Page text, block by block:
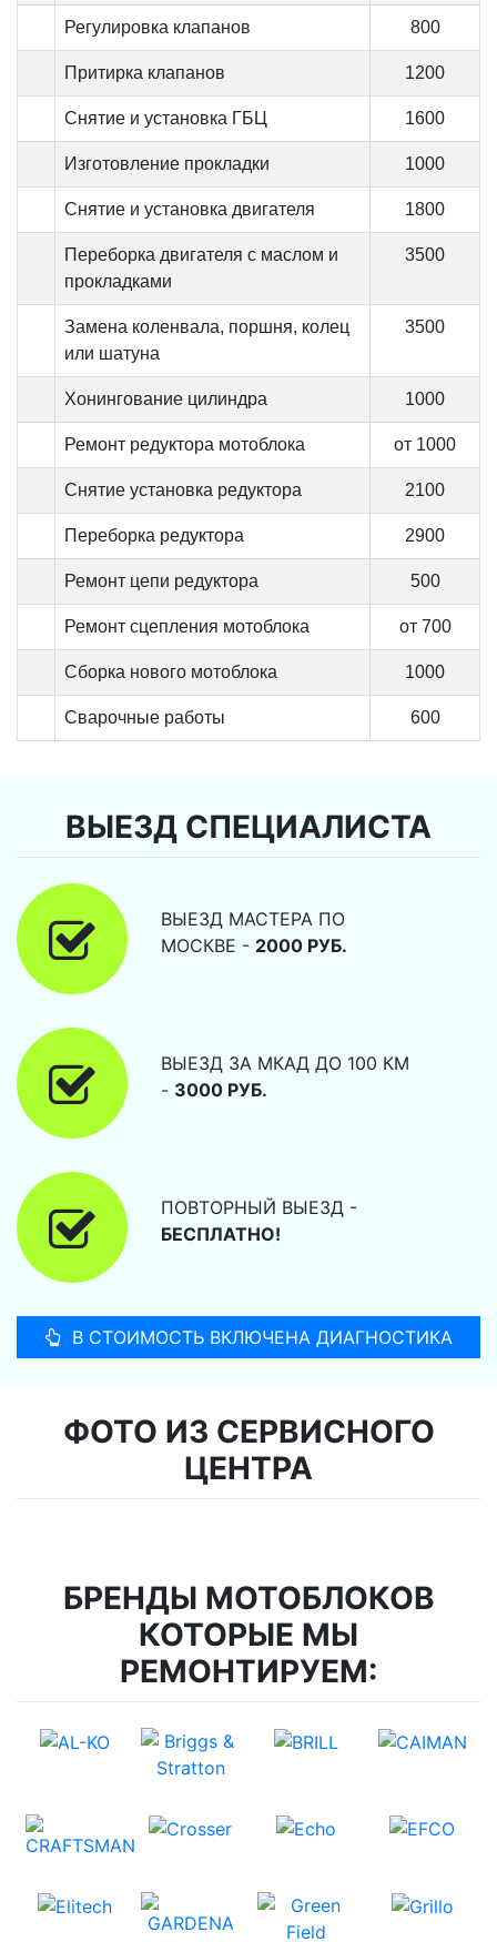
Регулировка клапанов 800
Притирка клапанов 1200
Снятие и установка ГБЦ 1600
Изготовление прокладки 1000
Снятие и установка двигателя 1800
Переборка двигателя с маслом и
прокладками
3500
Замена коленвала, поршня, колец
или шатуна
3500
Хонингование цилиндра 1000
Ремонт редуктора мотоблока от 1000
Снятие установка редуктора 2100
Переборка редуктора 2900
Ремонт цепи редуктора 500
Ремонт сцепления мотоблока от 700
Сборка нового мотоблока 1000
Сварочные работы 600
ВЫЕЗД СПЕЦИАЛИСТА
ВЫЕЗД МАСТЕРА ПО
МОСКВЕ - 2000 РУБ.
ВЫЕЗД ЗА МКАД ДО 100 КМ
- 3000 РУБ.
ПОВТОРНЫЙ ВЫЕЗД -
БЕСПЛАТНО!
В СТОИМОСТЬ ВКЛЮЧЕНА ДИАГНОСТИКА
ФОТО ИЗ СЕРВИСНОГО
ЦЕНТРА
БРЕНДЫ МОТОБЛОКОВ
КОТОРЫЕ МЫ
РЕМОНТИРУЕМ: